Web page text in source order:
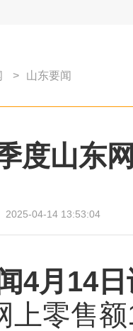
> 山东要闻
度山东
2025-04-14 13:53:04
4月14
上零售